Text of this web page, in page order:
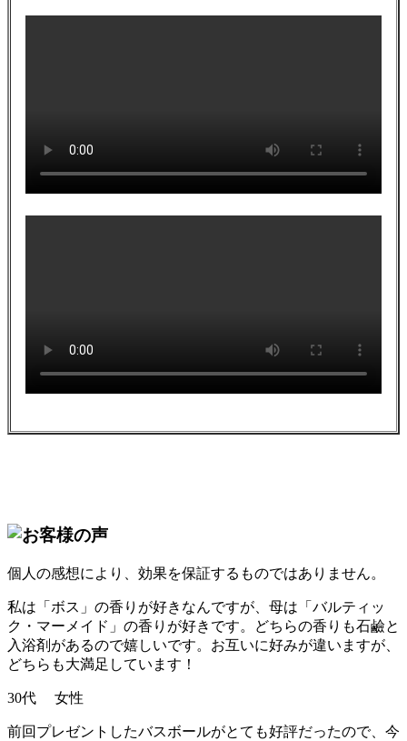
個人の感想により、効果を保証するものではありません。
私は「ボス」の香りが好きなんですが、母は「バルティッ
ク・マーメイド」の香りが好きです。どちらの香りも石鹼と
入浴剤があるので嬉しいです。お互いに好みが違いますが、
どちらも大満足しています！
30代 女性
前回プレゼントしたバスボールがとても好評だったので、今